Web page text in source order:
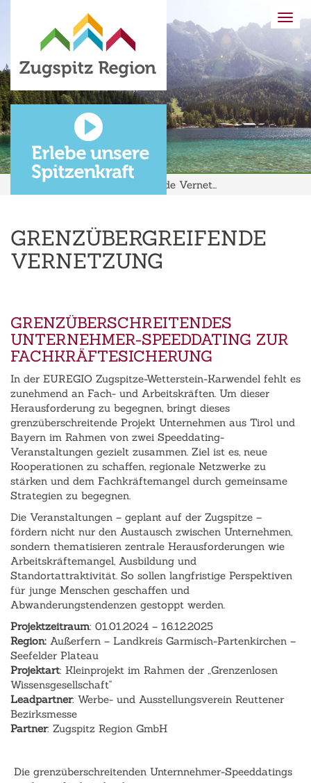
Wirtschaft Grenzübergreifende Vernet...
GRENZÜBERGREIFENDE
VERNETZUNG
GRENZÜBERSCHREITENDES
UNTERNEHMER-SPEEDDATING ZUR
FACHKRÄFTESICHERUNG
In der EUREGIO Zugspitze-Wetterstein-Karwendel fehlt es
zunehmend an Fach- und Arbeitskräften. Um dieser
Herausforderung zu begegnen, bringt dieses
grenzüberschreitende Projekt Unternehmen aus Tirol und
Bayern im Rahmen von zwei Speeddating-
Veranstaltungen gezielt zusammen. Ziel ist es, neue
Kooperationen zu schaffen, regionale Netzwerke zu
stärken und dem Fachkräftemangel durch gemeinsame
Strategien zu begegnen.
Die Veranstaltungen – geplant auf der Zugspitze –
fördern nicht nur den Austausch zwischen Unternehmen,
sondern thematisieren zentrale Herausforderungen wie
Arbeitskräftemangel, Ausbildung und
Standortattraktivität. So sollen langfristige Perspektiven
für junge Menschen geschaffen und
Abwanderungstendenzen gestoppt werden.
Projektzeitraum: 01.01.2024 – 16.12.2025
Region: Außerfern – Landkreis Garmisch-Partenkirchen –
Seefelder Plateau
Projektart: Kleinprojekt im Rahmen der „Grenzenlosen
Wissensgesellschaft"
Leadpartner: Werbe- und Ausstellungsverein Reuttener
Bezirksmesse
Partner: Zugspitz Region GmbH
Die grenzüberschreitenden Unternnehmer-Speeddatings